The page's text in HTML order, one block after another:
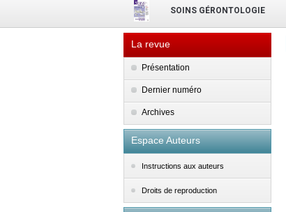
SOINS GÉRONTOLOGIE
La revue
Présentation
Dernier numéro
Archives
Espace Auteurs
Instructions aux auteurs
Droits de reproduction